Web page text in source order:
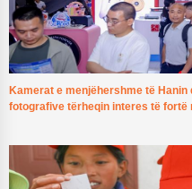
Kamerat e menjëhershme të
fotografive tërheqin interes të fortë